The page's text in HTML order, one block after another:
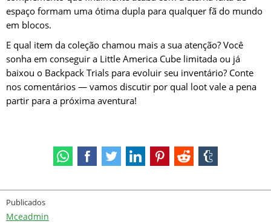
espaço formam uma ótima dupla para qualquer fã do mundo
em blocos.
E qual item da coleção chamou mais a sua atenção? Você
sonha em conseguir a Little America Cube limitada ou já
baixou o Backpack Trials para evoluir seu inventário? Conte
nos comentários — vamos discutir por qual loot vale a pena
partir para a próxima aventura!
Publicados
Mceadmin